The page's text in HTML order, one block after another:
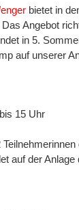
bietet in
Angebot
in 5.
auf unserer
15 Uhr
auf der